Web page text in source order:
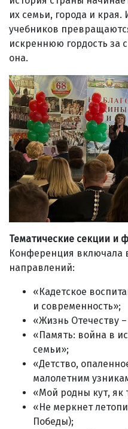
их семьи, города и
учебников
искреннюю гордость за
она.
Тематические секции и
Конференция включала
направлений:
«Кадетское
и современность»;
«Жизнь Отечеству
«Память: война в
семьи»;
«Детство,
малолетним
«Мой родны кут, як
«Не меркнет
Победы);